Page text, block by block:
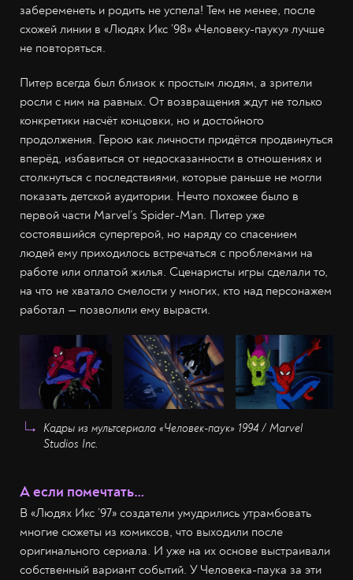
забеременеть и родить не успела! Тем не менее, после
схожей линии в «Людях Икс ’98» «Человеку-пауку» лучше
не повторяться.
Питер всегда был близок к простым людям, а зрители
росли с ним на равных. От возвращения ждут не только
конкретики насчёт концовки, но и достойного
продолжения. Герою как личности придётся продвинуться
вперёд, избавиться от недосказанности в отношениях и
столкнуться с последствиями, которые раньше не могли
показать детской аудитории. Нечто похожее было в
первой части Marvel’s Spider-Man. Питер уже
состоявшийся супергерой, но наряду со спасением
людей ему приходилось встречаться с проблемами на
работе или оплатой жилья. Сценаристы игры сделали то,
на что не хватало смелости у многих, кто над персонажем
работал — позволили ему вырасти.
Кадры из мультсериала «Человек-паук» 1994 / Marvel
Studios Inc.
А если помечтать…
В «Людях Икс ’97» создатели умудрились утрамбовать
многие сюжеты из комиксов, что выходили после
оригинального сериала. И уже на их основе выстраивали
собственный вариант событий. У Человека-паука за эти